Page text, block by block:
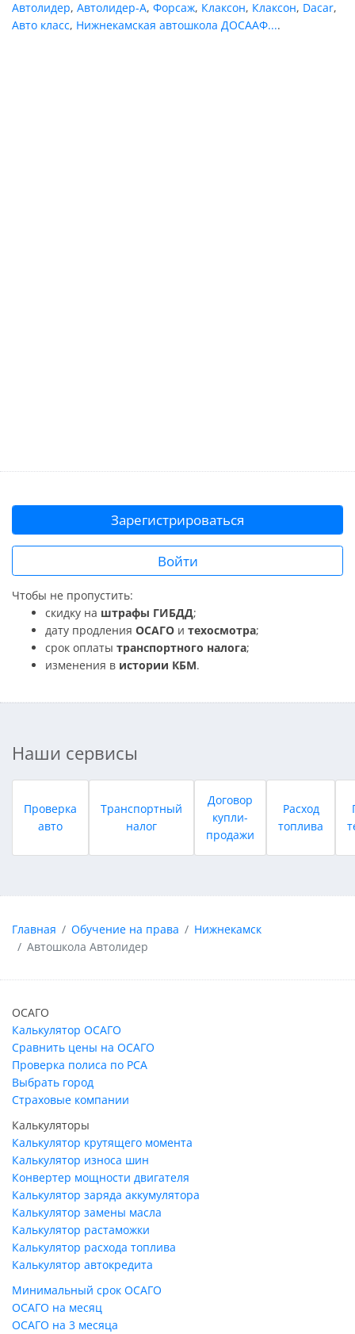
Автолидер, Автолидер-А, Форсаж, Клаксон, Клаксон, Dacar,
Авто класс, Нижнекамская автошкола ДОСААФ....
Зарегистрироваться
Войти
Чтобы не пропустить:
скидку на штрафы ГИБДД;
дату продления ОСАГО и техосмотра;
срок оплаты транспортного налога;
изменения в истории КБМ.
Наши сервисы
Проверка
авто
Транспортный
налог
Договор
купли-
продажи
Расход
топлива
Главная Обучение на права
Нижнекамск
Автошкола Автолидер
ОСАГО
Калькулятор ОСАГО
Сравнить цены на ОСАГО
Проверка полиса по РСА
Выбрать город
Страховые компании
Калькуляторы
Калькулятор крутящего момента
Калькулятор износа шин
Конвертер мощности двигателя
Калькулятор заряда аккумулятора
Калькулятор замены масла
Калькулятор растаможки
Калькулятор расхода топлива
Калькулятор автокредита
Минимальный срок ОСАГО
ОСАГО на месяц
ОСАГО на 3 месяца